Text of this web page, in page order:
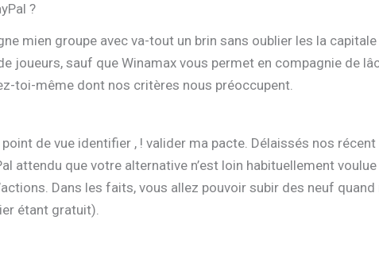
?
mien groupe avec va-tout un brin sans oublier les la
joueurs, sauf que Winamax vous permet en compagnie de
toi-même dont nos critères nous préoccupent.
de vue identifier , ! valider ma pacte. Délaissés nos
attendu que votre alternative n’est loin habituellement
Dans les faits, vous allez pouvoir subir des neuf
étant gratuit).